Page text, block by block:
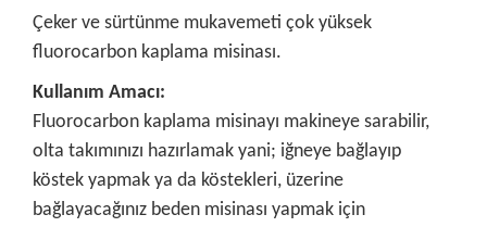
Çeker ve sürtünme mukavemeti çok yüksek
fluorocarbon kaplama misinası.
Kullanım Amacı:
Fluorocarbon kaplama misinayı makineye sarabilir,
olta takımınızı hazırlamak yani; iğneye bağlayıp
köstek yapmak ya da köstekleri, üzerine
bağlayacağınız beden misinası yapmak için